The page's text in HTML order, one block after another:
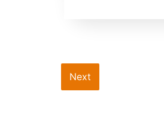
Next